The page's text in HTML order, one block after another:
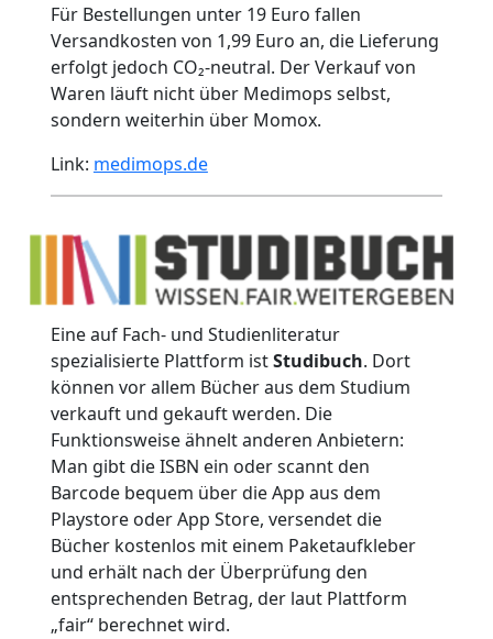
Für Bestellungen unter 19 Euro fallen
Versandkosten von 1,99 Euro an, die Lieferung
erfolgt jedoch CO₂-neutral. Der Verkauf von
Waren läuft nicht über Medimops selbst,
sondern weiterhin über Momox.
Link: medimops.de
Eine auf Fach- und Studienliteratur
spezialisierte Plattform istStudibuch. Dort
können vor allem Bücher aus dem Studium
verkauft und gekauft werden. Die
Funktionsweise ähnelt anderen Anbietern:
Man gibt die ISBN ein oder scannt den
Barcode bequem über die App aus dem
Playstore oder App Store, versendet die
Bücher kostenlos mit einem Paketaufkleber
und erhält nach der Überprüfung den
entsprechenden Betrag, der laut Plattform
„fair“ berechnet wird.